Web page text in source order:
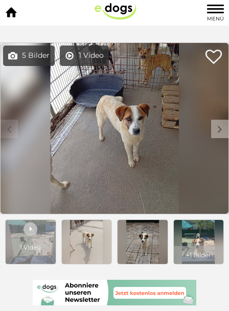

MENÜ
 5 Bilder  1 Video 
c d

1 Video
+1 Bilder